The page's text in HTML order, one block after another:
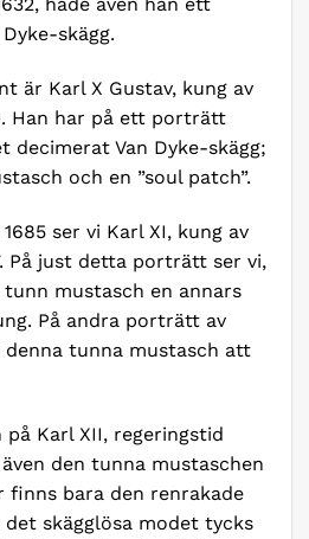
skägg.
är Karl X Gustav, kung av
Han har på ett porträtt
decimerat Van Dyke-skägg;
och en ”soul patch”.
ser vi Karl XI, kung av
På just detta porträtt ser vi,
mustasch en annars
På andra porträtt av
tunna mustasch att
Karl XII, regeringstid
även den tunna mustaschen
finns bara den renrakade
skägglösa modet tycks